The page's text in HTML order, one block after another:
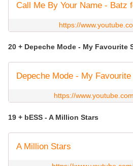
https://
20 + Depeche Mode - My Favourite
https://
19 + bESS - A Million Stars
A Million Stars